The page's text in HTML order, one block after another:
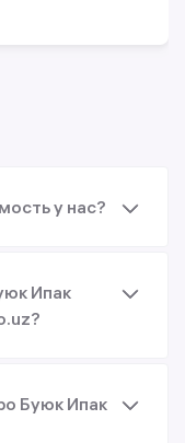
у нас?
Ипак
Буюк Ипак